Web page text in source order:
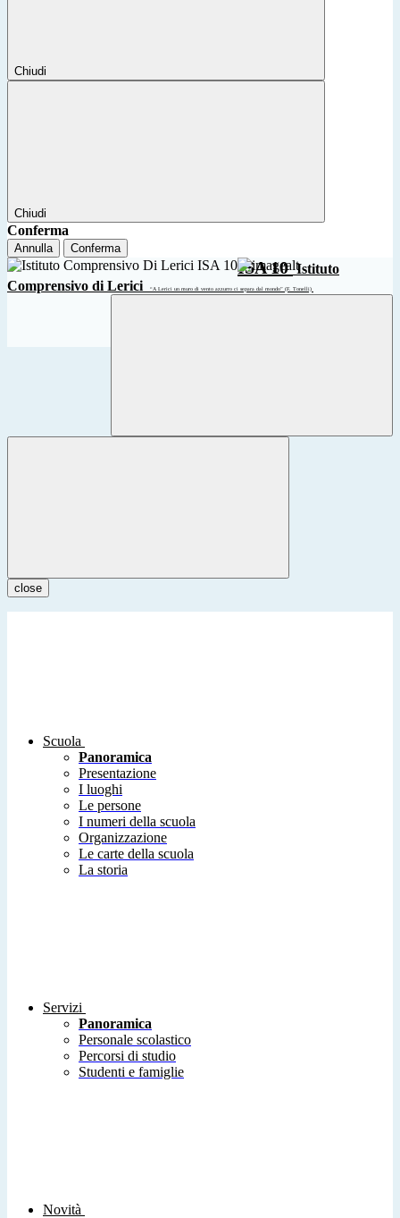
Chiudi
Chiudi
Conferma
Annulla Conferma
ISA 10 Istituto
Comprensivo di Lerici
“A Lerici un muro di vento azzurro ci separa dal mondo” (F. Tonelli)
close
Scuola
Panoramica
Presentazione
I luoghi
Le persone
I numeri della scuola
Organizzazione
Le carte della scuola
La storia
Servizi
Panoramica
Personale scolastico
Percorsi di studio
Studenti e famiglie
Novità